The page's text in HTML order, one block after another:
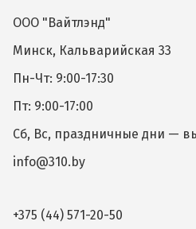
ООО "Вайтлэнд"
Минск, Кальварийская 33
Пн-Чт: 9:00-17:30
Пт: 9:00-17:00
Сб, Вс, праздничные дни —
info@310.by
+375 (44) 571-20-50